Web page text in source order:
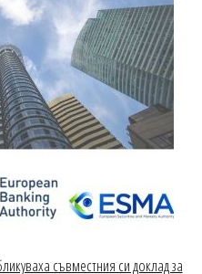
съвместния си доклад за